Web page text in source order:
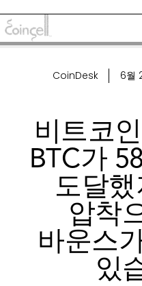
CoinDesk 6월
비트코
BTC가
도달
압착
바운스
있